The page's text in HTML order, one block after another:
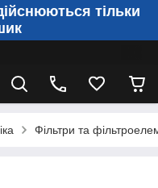
тільки
Фільтри та